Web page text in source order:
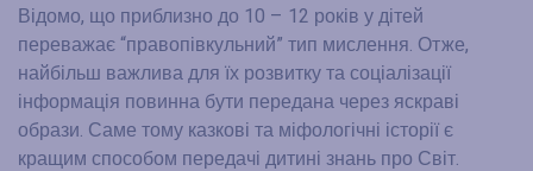
Відомо, що приблизно до 10 – 12 років у дітей
переважає “правопівкульний” тип мислення. Отже,
найбільш важлива для їх розвитку та соціалізації
інформація повинна бути передана через яскраві
образи. Саме тому казкові та міфологічні історії є
кращим способом передачі дитині знань про Світ.